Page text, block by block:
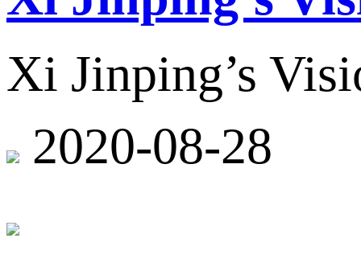
Xi Jinping’s
2020-08-28